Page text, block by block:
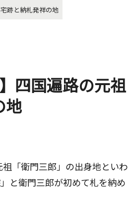
跡と納札発祥の地
四国遍路の元祖
地
「衛門三郎」の出身地といわ
と衛門三郎が初めて札を納め